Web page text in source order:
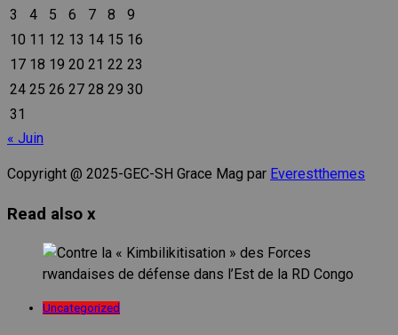
3
4 5 6 7 8
9
10 11 12 13 14 15 16
17 18 19 20 21 22 23
24 25 26 27 28 29 30
31
« Juin
Copyright @ 2025-GEC-SH Grace Mag par Everestthemes
Read also x
Uncategorized